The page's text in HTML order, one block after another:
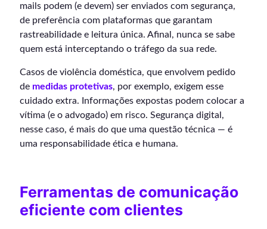
mails podem (e devem) ser enviados com segurança,
de preferência com plataformas que garantam
rastreabilidade e leitura única. Afinal, nunca se sabe
quem está interceptando o tráfego da sua rede.
Casos de violência doméstica, que envolvem pedido
de medidas protetivas, por exemplo, exigem esse
cuidado extra. Informações expostas podem colocar a
vítima (e o advogado) em risco. Segurança digital,
nesse caso, é mais do que uma questão técnica — é
uma responsabilidade ética e humana.
Ferramentas de comunicação
eficiente com clientes